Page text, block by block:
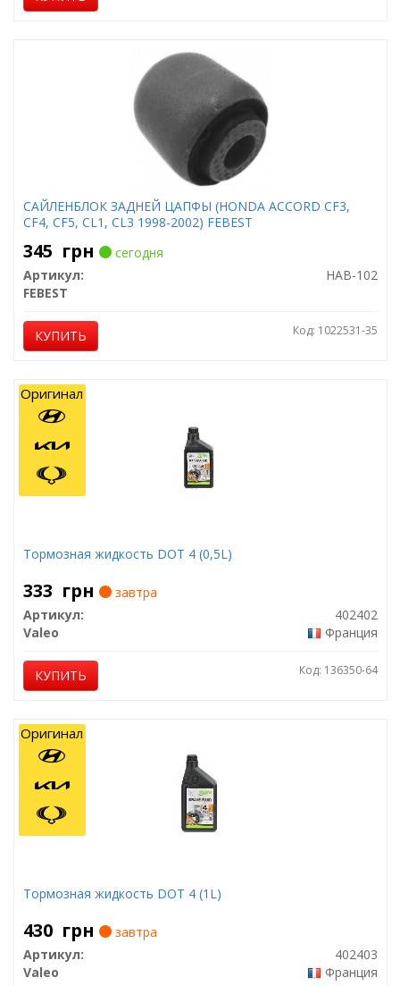
САЙЛЕНБЛОК ЗАДНЕЙ ЦАПФЫ (HONDA ACCORD CF3,
CF4, CF5, CL1, CL3 1998-2002) FEBEST
345 грн
сегодня
Артикул:
HAB-102
FEBEST
КУПИТЬ Код: 1022531-35
Тормозная жидкость DOT 4 (0,5L)
333 грн
завтра
Артикул:
402402
Valeo
Франция
КУПИТЬ Код: 136350-64
Оригинал
Тормозная жидкость DOT 4 (1L)
430 грн
завтра
Артикул:
402403
Valeo
Франция
Оригинал